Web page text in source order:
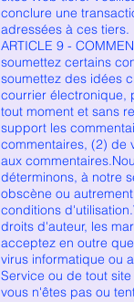
conclure une
adressées à ces tiers.
ARTICLE 9 -
soumettez certains
soumettez des idées
courrier électronique,
tout moment et sans
support les
commentaires, (2) de
aux
déterminons, à notre
obscène ou
conditions
droits d'auteur, les
acceptez en outre
virus informatique ou
Service ou de tout
vous n'êtes pas ou